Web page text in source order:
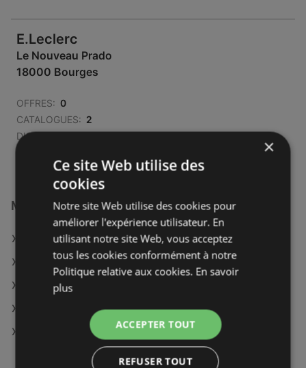
E.Leclerc
Le Nouveau Prado
18000 Bourges
OFFRES: 0
CATALOGUES: 2
DISTANCE: 579,55 km
Magasins E.Leclerc à :
E.Leclerc à Riom
E.Leclerc à Tulle
E.Leclerc à Cholet
E.Leclerc à Mayenne
E.Leclerc à Provins
×
Ce site Web utilise des
cookies
Notre site Web utilise des cookies pour
améliorer l'expérience utilisateur. En
utilisant notre site Web, vous acceptez
tous les cookies conformément à notre
Politique relative aux cookies. En savoir
plus
ACCEPTER TOUT
REFUSER TOUT